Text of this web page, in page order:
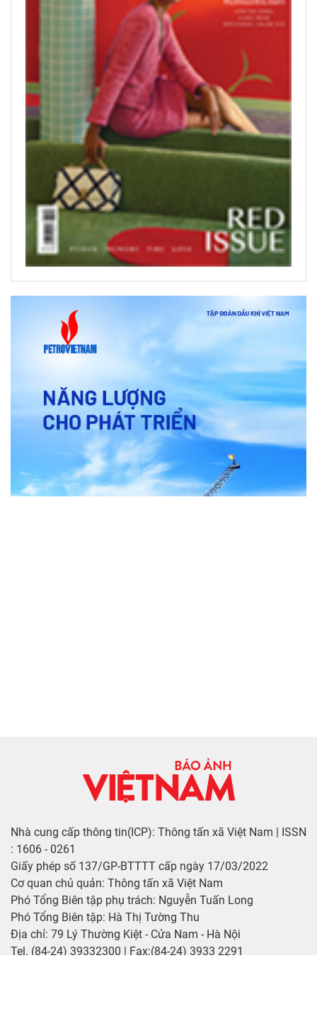
Nhà cung cấp thông tin(ICP): Thông tấn xã Việt Nam | ISSN
: 1606 - 0261
Giấy phép số 137/GP-BTTTT cấp ngày 17/03/2022
Cơ quan chủ quản: Thông tấn xã Việt Nam
Phó Tổng Biên tập phụ trách: Nguyễn Tuấn Long
Phó Tổng Biên tập: Hà Thị Tường Thu
Địa chỉ: 79 Lý Thường Kiệt - Cửa Nam - Hà Nội
Tel. (84-24) 39332300 | Fax:(84-24) 3933 2291